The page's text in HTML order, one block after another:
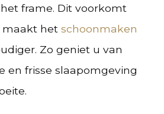
frame. Dit voorkomt
maakt hetschoonmaken
Zo geniet u van
en frisse slaapomgeving